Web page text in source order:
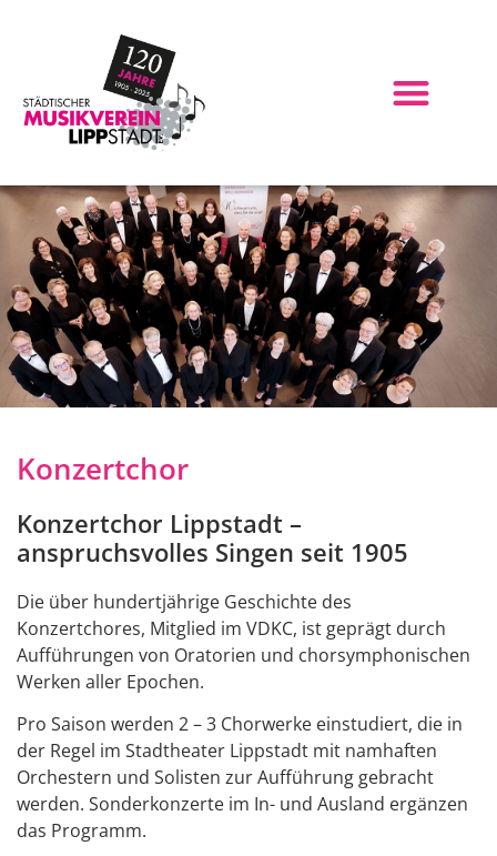
Konzertchor
Konzertchor Lippstadt –
anspruchsvolles Singen seit 1905
Die über hundertjährige Geschichte des
Konzertchores, Mitglied im VDKC, ist geprägt durch
Aufführungen von Oratorien und chorsymphonischen
Werken aller Epochen.
Pro Saison werden 2 – 3 Chorwerke einstudiert, die in
der Regel im Stadtheater Lippstadt mit namhaften
Orchestern und Solisten zur Aufführung gebracht
werden. Sonderkonzerte im In- und Ausland ergänzen
das Programm.